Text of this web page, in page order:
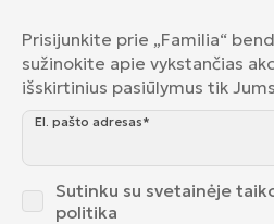
Prisijunkite prie „Familia“
sužinokite apie vykstančias
išskirtinius pasiūlymus tik
El. pašto adresas*
Sutinku su svetainėje
politika